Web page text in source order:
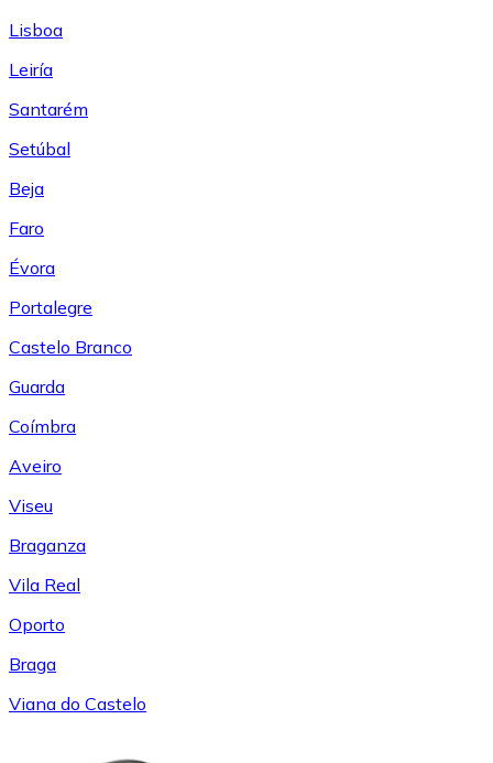
Lisboa
Leiría
Santarém
Setúbal
Beja
Faro
Évora
Portalegre
Castelo Branco
Guarda
Coímbra
Aveiro
Viseu
Braganza
Vila Real
Oporto
Braga
Viana do Castelo